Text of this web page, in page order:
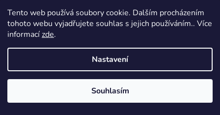
Tento web používá soubory cookie. Dalším procházením
tohoto webu vyjadřujete souhlas s jejich používáním.. Více
informacízde.
Nastavení
Souhlasím
PŘIHLÁSIT SE
Informace pro vás
5% SLEVA NA PRVNÍ NÁKUP